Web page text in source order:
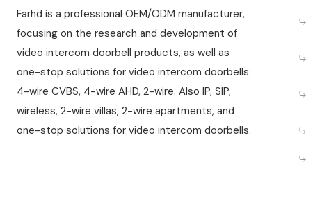
Farhd is a professional OEM/ODM manufacturer,
focusing on the research and development of
video intercom doorbell products, as well as
one-stop solutions for video intercom doorbells:
4-wire CVBS, 4-wire AHD, 2-wire. Also IP, SIP,
wireless, 2-wire villas, 2-wire apartments, and
one-stop solutions for video intercom doorbells.